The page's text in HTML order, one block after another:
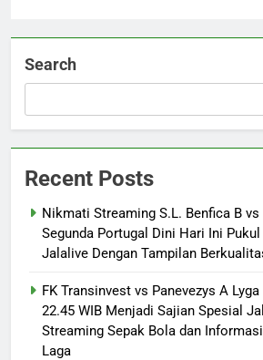
Search
Recent Posts
Nikmati Streaming S.L. Benfica B
Segunda Portugal Dini Hari Ini
Jalalive Dengan Tampilan
FK Transinvest vs Panevezys A
22.45 WIB Menjadi Sajian Spesial
Streaming Sepak Bola dan
Laga